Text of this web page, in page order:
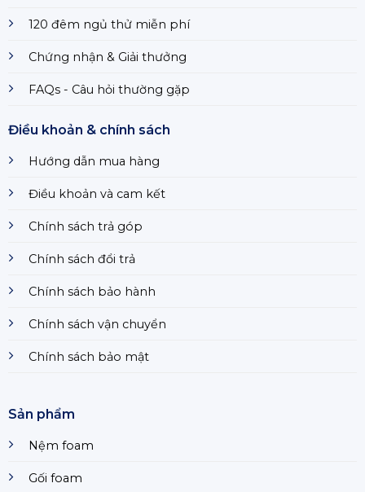
120 đêm ngủ thử miễn phí
Chứng nhận & Giải thưởng
FAQs - Câu hỏi thường gặp
Điều khoản & chính sách
Hướng dẫn mua hàng
Điều khoản và cam kết
Chính sách trả góp
Chính sách đổi trả
Chính sách bảo hành
Chính sách vận chuyển
Chính sách bảo mật
Sản phẩm
Nệm foam
Gối foam